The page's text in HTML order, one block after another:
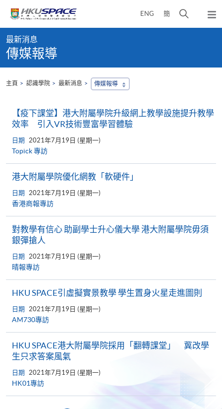
content
ENG 簡
開
彈
出
content
start
最新消息
傳媒報導
主頁 認識學院 最新消息 傳媒報導
【疫下課堂】港大附屬學院升級網上教學設施提升教學
效率 引入VR技術豐富學習體驗
日期 2021年7月19日 (星期一)
Topick 專訪
港大附屬學院優化網教「軟硬件」
日期 2021年7月19日 (星期一)
香港商報專訪
對教學有信心 助副學士升心儀大學 港大附屬學院毋須
銀彈搶人
日期 2021年7月19日 (星期一)
晴報專訪
HKU SPACE引虛擬實景教學 學生置身火星走進圖則
日期 2021年7月19日 (星期一)
AM730專訪
HKU SPACE港大附屬學院採用「翻轉課堂」 冀改學
生只求答案風氣
日期 2021年7月19日 (星期一)
HK01專訪